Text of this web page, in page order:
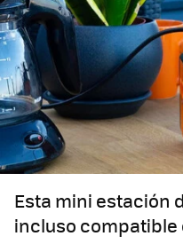
Esta mini estación
incluso